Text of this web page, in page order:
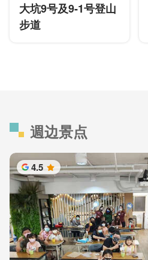
大坑9号及9-1号登山
步道
週边景点
4.5 星